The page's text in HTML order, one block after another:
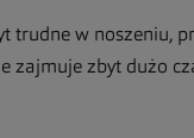
trudne w noszeniu,
zajmuje zbyt dużo